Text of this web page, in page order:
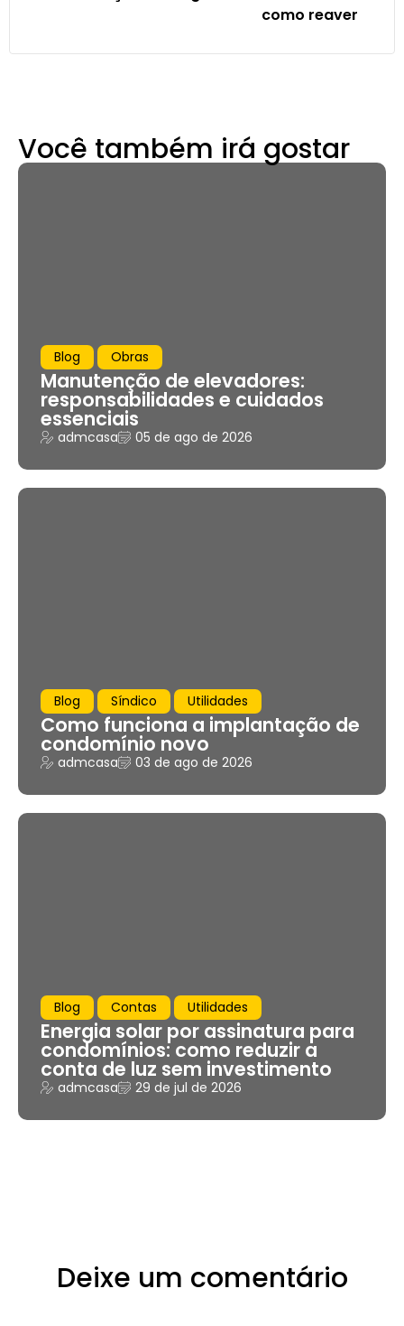
como reaver
Você também irá gostar
Blog Obras
Manutenção de elevadores:
responsabilidades e cuidados
essenciais
admcasa 05 de ago de 2026
Blog Síndico Utilidades
Como funciona a implantação de
condomínio novo
admcasa 03 de ago de 2026
Blog Contas Utilidades
Energia solar por assinatura para
condomínios: como reduzir a
conta de luz sem investimento
admcasa 29 de jul de 2026
Deixe um comentário